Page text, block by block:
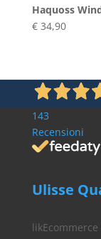
€
era:
Haquoss
€34,90
143
Recensioni
Ulisse
likEcommerce